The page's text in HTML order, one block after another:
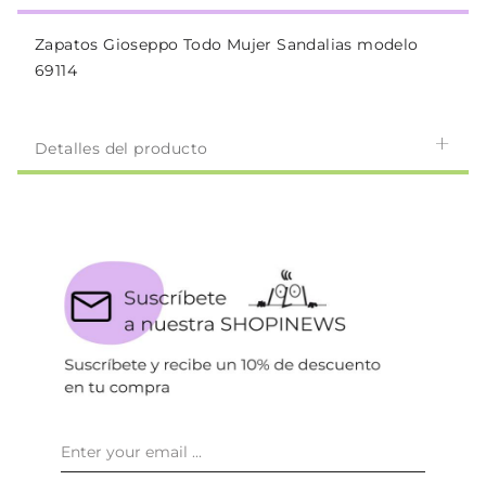
Zapatos Gioseppo Todo Mujer Sandalias modelo
69114
Detalles del producto